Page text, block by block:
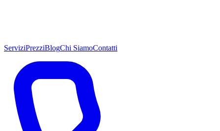
ServiziPrezziBlogChi SiamoContatti